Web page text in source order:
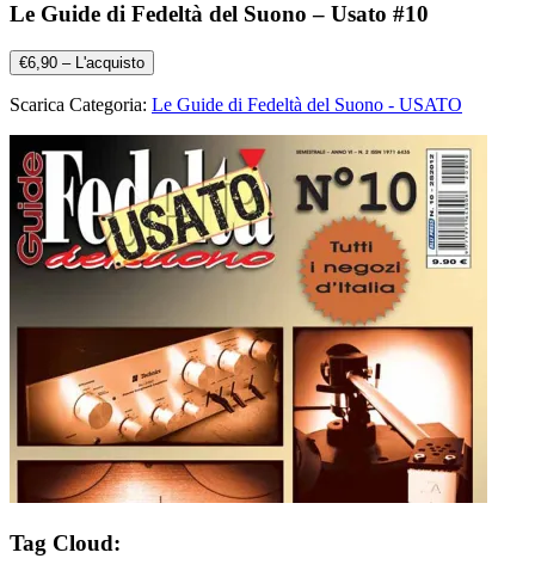
Le Guide di Fedeltà del Suono – Usato #10
€6,90 – L'acquisto
Scarica Categoria: Le Guide di Fedeltà del Suono - USATO
Tag Cloud: